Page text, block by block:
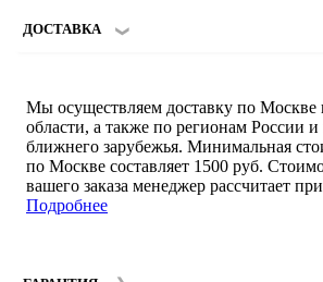
ДОСТАВКА
Мы осуществляем доставку по Москве
области, а также по регионам России
ближнего зарубежья. Минимальная
по Москве составляет 1500 руб.
вашего заказа менеджер рассчитает
Подробнее